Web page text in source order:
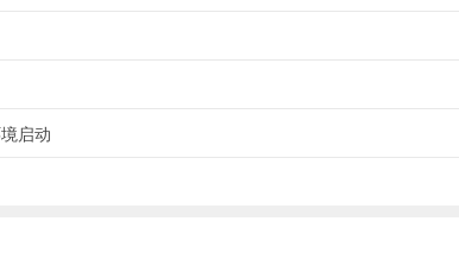
下回合不能进行任何操作。当前生命满足最大生命值一定百
，若在龟息状态下死亡，则在回合末复活，并回复较少的生
会随机使用自己装备的招式
启动